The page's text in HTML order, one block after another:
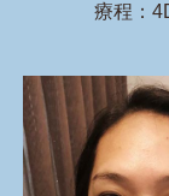
療程：